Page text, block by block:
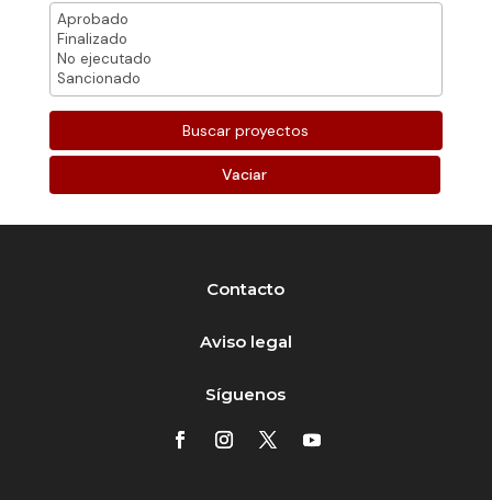
Vaciar
Contacto
Aviso legal
Síguenos